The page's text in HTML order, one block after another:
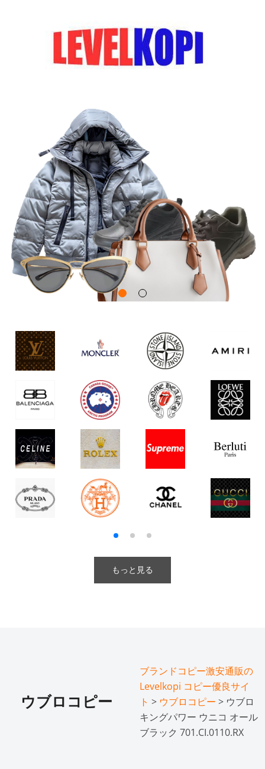
もっと見る
ウブロコピー
ブランドコピー激安通販の
Levelkopi コピー優良サイ
ト > ウブロコピー > ウブロ
キングパワー ウニコ オール
ブラック 701.CI.0110.RX